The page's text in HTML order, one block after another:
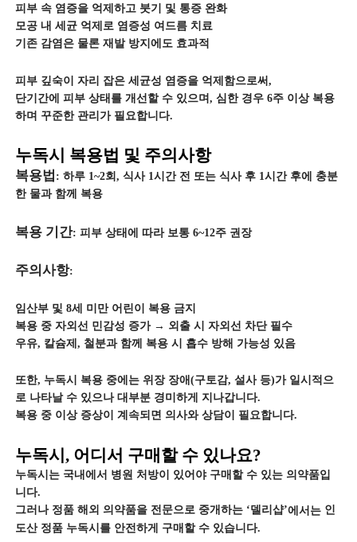
피부 속 염증을 억제하고 붓기 및 통증 완화
모공 내 세균 억제로 염증성 여드름 치료
기존 감염은 물론 재발 방지에도 효과적
피부 깊숙이 자리 잡은 세균성 염증을 억제함으로써,
단기간에 피부 상태를 개선할 수 있으며, 심한 경우 6주 이상 복용
하며 꾸준한 관리가 필요합니다.
누독시 복용법 및 주의사항
복용법 : 하루 1~2회, 식사 1시간 전 또는 식사 후 1시간 후에 충분
한 물과 함께 복용
복용 기간: 피부 상태에 따라 보통 6~12주 권장
주의사항:
임산부 및 8세 미만 어린이 복용 금지
복용 중 자외선 민감성 증가 → 외출 시 자외선 차단 필수
우유, 칼슘제, 철분과 함께 복용 시 흡수 방해 가능성 있음
또한, 누독시 복용 중에는 위장 장애(구토감, 설사 등)가 일시적으
로 나타날 수 있으나 대부분 경미하게 지나갑니다.
복용 중 이상 증상이 계속되면 의사와 상담이 필요합니다.
누독시, 어디서 구매할 수 있나요?
누독시는 국내에서 병원 처방이 있어야 구매할 수 있는 의약품입
니다.
그러나 정품 해외 의약품을 전문으로 중개하는 ‘델리샵’에서는 인
도산 정품 누독시를 안전하게 구매할 수 있습니다.